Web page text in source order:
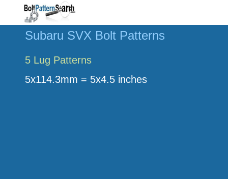
Subaru SVX Bolt Patterns
5 Lug Patterns
5x114.3mm = 5x4.5 inches